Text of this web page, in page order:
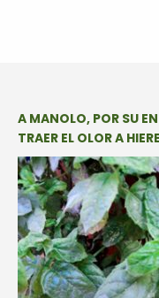
A MANOLO, POR SU
TRAER EL OLOR A